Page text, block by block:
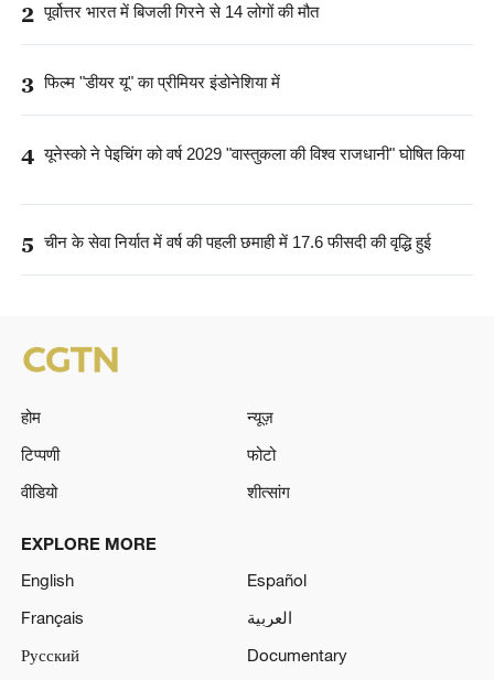
2 पूर्वोत्तर भारत में बिजली गिरने से 14 लोगों की मौत
3 फिल्म "डीयर यू" का प्रीमियर इंडोनेशिया में
4 यूनेस्को ने पेइचिंग को वर्ष 2029 "वास्तुकला की विश्व राजधानी" घोषित किया
5 चीन के सेवा निर्यात में वर्ष की पहली छमाही में 17.6 फीसदी की वृद्धि हुई
होम
न्यूज़
टिप्पणी
फोटो
वीडियो
शीत्सांग
EXPLORE MORE
English
Español
Français
العربية
Русский
Documentary